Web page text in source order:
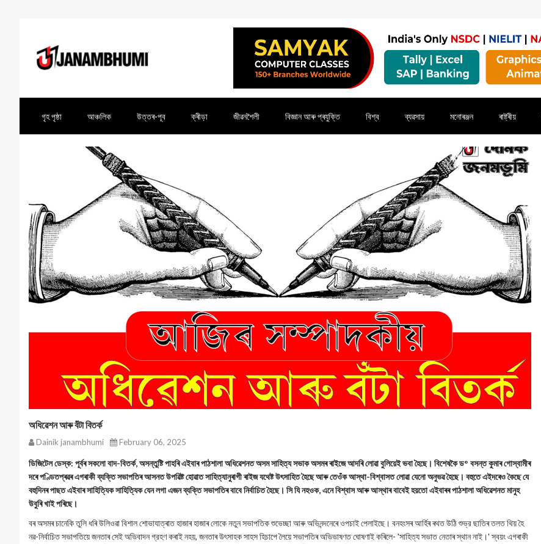
গৃহ পৃষ্ঠা আঞ্চলিক উত্তৰ-পূব ক্ৰীড়া জীৱনশৈলী বিজ্ঞান আৰু প্ৰযুক্তি বিশ্ব ব্যৱসায় মনোৰঞ্জন ৰাষ্ট্ৰীয়
অধিৱেশন আৰু বঁটা বিতর্ক
Dainik janambhumi February 06, 2025
ডিজিটেল ডেস্ক: পূৰ্বৰ সকলো বাদ-বিতর্ক, অসন্তুষ্টি পাহৰি এইবাৰ পাঠশালা অধিৱেশনত অসম সাহিত্য সভাক অসমৰ ৰাইজে আদৰি লোৱা বুলিয়েই ভবা হৈছে। বিশেষকৈ ড° বসন্ত কুমাৰ গোস্বামীৰ
দৰে পণ্ডিতপ্ৰৱৰ এগৰাকী ব্যক্তি সভাপতিৰ আসনত উপৱিষ্ট হোৱাত সাহিত্যানুৰাগী ৰাইজ যথেষ্ট উৎসাহিত হৈছে আৰু তেওঁক আস্থা-বিশ্বাসত লোৱা যেনো অনুভৱ হৈছে। বহুতে এইদৰেও কৈছে যে
বহুদিনৰ পাছত এইবাৰ সাহিত্যিক সাহিত্যিক যেন লগা এজন ব্যক্তি সভাপতিৰ বাবে নির্বাচিত হৈছে। সি যি নহওক, এনে বিশ্বাস আৰু আস্থাৰ বাবেই হয়তো এইবাৰৰ পাঠশালা অধিৱেশনত মানুহ
উবুৰি খাই পৰিছে।
বৰ অসমৰ চানেকি তুলি ধৰি উলিওৱা বিশাল শোভাযাত্ৰাত হাজাৰ হাজাৰ লোকে নতুন সভাপতিক শুভেচ্ছা আৰু অভিনন্দনেৰে ওপচাই পেলাইছে। বনহংসৰ আৰ্হিৰ ৰথত উঠি শুভ্র ছাতিৰ তলত থিয় হৈ
নৱ-নির্বাচিত সভাপতিয়ে জনতাৰ সেই অভিবাদন গ্রহণ কৰাই নহয়, জনতাৰ উৎসাহক সাহস হিচাপে লৈয়ে সভাপতিৰ অভিভাষণত ঘোষণাই কৰিলে- 'সাহিত্য সভাত নেতাৰ স্থান নাই।' স্বয়ং এগৰাকী